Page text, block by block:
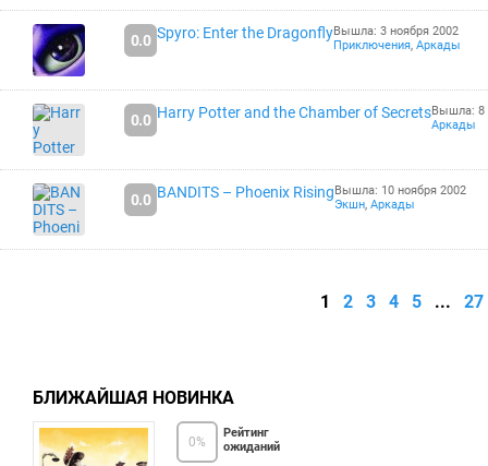
0.0 Spyro: Enter the DragonflyВышла: 3 ноября 2002
Приключения, Аркады
0.0 Harry Potter and the Chamber of SecretsВышла: 8
Аркады
0.0 BANDITS – Phoenix RisingВышла: 10 ноября 2002
Экшн, Аркады
1 2 3 4 5 ... 27
БЛИЖАЙШАЯ НОВИНКА
0%
Рейтинг
ожиданий